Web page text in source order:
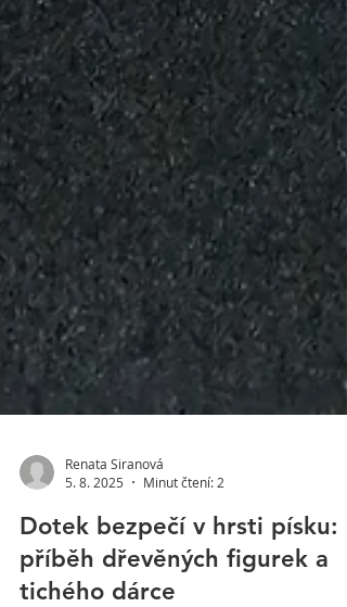
Renata Siranová
5. 8. 2025
Minut čtení: 2
Dotek bezpečí v hrsti písku: